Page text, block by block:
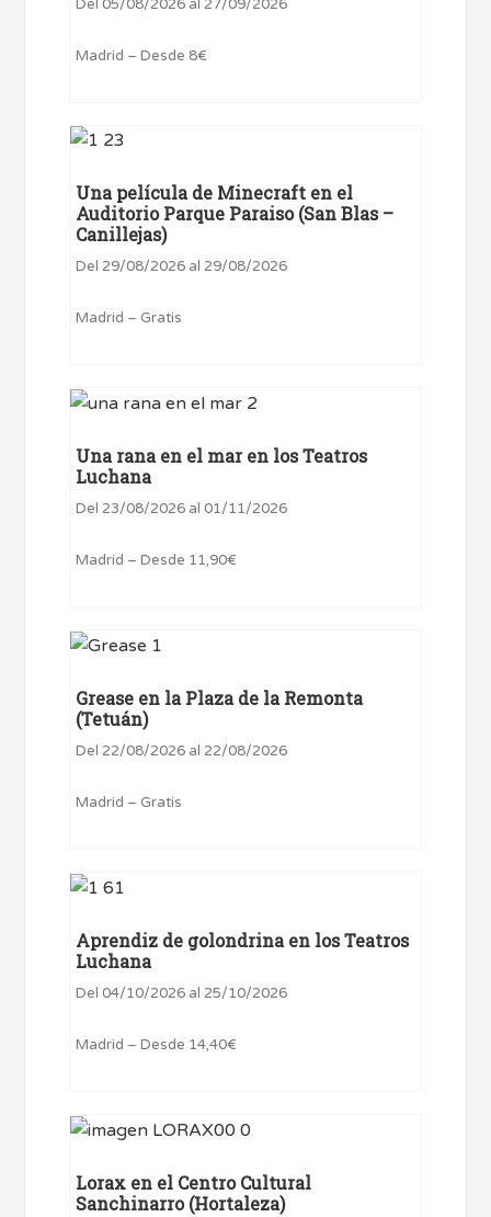
Del 05/08/2026 al 27/09/2026
Madrid – Desde 8€
Una película de Minecraft en el
Auditorio Parque Paraiso (San Blas –
Canillejas)
Del 29/08/2026 al 29/08/2026
Madrid – Gratis
Una rana en el mar en los Teatros
Luchana
Del 23/08/2026 al 01/11/2026
Madrid – Desde 11,90€
Grease en la Plaza de la Remonta
(Tetuán)
Del 22/08/2026 al 22/08/2026
Madrid – Gratis
Aprendiz de golondrina en los Teatros
Luchana
Del 04/10/2026 al 25/10/2026
Madrid – Desde 14,40€
Lorax en el Centro Cultural
Sanchinarro (Hortaleza)